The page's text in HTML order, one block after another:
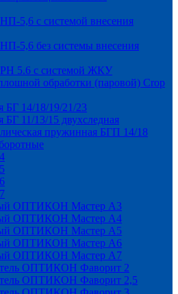
5,6 с системой внесения
5,6 без системы внесения
5.6 с системой ЖКУ
обработки (паровой) Crop
БГ 14/18/19/21/23
БГ 11/13/15 двухследная
пружинная БГП 14/18
ОПТИКОН Мастер А3
ОПТИКОН Мастер А4
ОПТИКОН Мастер А5
ОПТИКОН Мастер А6
ОПТИКОН Мастер А7
ОПТИКОН Фаворит 2
ОПТИКОН Фаворит 2,5